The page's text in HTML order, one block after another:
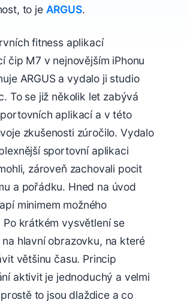
to je ARGUS.
fitness aplikací
čip M7 v nejnovějším iPhonu
ARGUS a vydalo ji studio
To se již několik let zabývá
aplikací a v této
zkušenosti zúročilo. Vydalo
sportovní aplikaci
zároveň zachovali pocit
a pořádku. Hned na úvod
minimem možného
Po krátkém vysvětlení se
hlavní obrazovku, na které
většinu času. Princip
aktivit je jednoduchý a velmi
to jsou dlaždice a co